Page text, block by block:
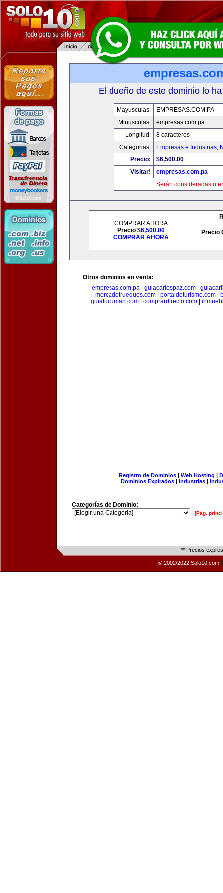
El dueño de este dominio lo
Mayusculas:
EMPRESAS.COM.PA
Minusculas:
empresas.com.pa
Longitud:
8 caracteres
Categorias:
Empresas e Industrias,
Precio:
$6,500.00
Visitar!
empresas.com.pa
Serán consideradas
COMPRAR AHORA
Precio $6,500.00
COMPRAR AHORA
Precio
Otros dominios en venta:
empresas.com.pa| guiacarlospaz.com|
mercadotrueques.com| portaldeturismo.com|
guiatucuman.com
comprardirecto.com
Registro de Dominios| Web Hosting |
Dominios Expirados | Industrias |
Categorías de Dominio:
[Pág.
** Precios
© 2002/2022 Solo10.com